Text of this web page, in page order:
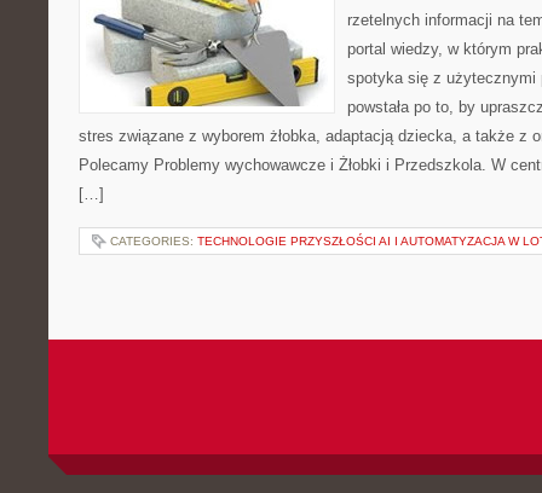
rzetelnych informacji na
portal wiedzy, w którym
spotyka się z użytecznymi
powstała po to, by
stres związane z wyborem żłobka, adaptacją dziecka, a także z
Polecamy Problemy wychowawcze i Żłobki i Przedszkola. W
[…]
CATEGORIES: TECHNOLOGIE PRZYSZŁOŚCI AI I AUTOMATYZACJA W